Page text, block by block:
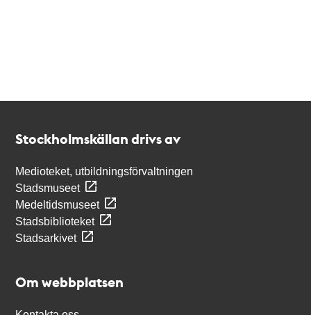
Stockholmskällan drivs av
Medioteket, utbildningsförvaltningen
Stadsmuseet
Medeltidsmuseet
Stadsbiblioteket
Stadsarkivet
Om webbplatsen